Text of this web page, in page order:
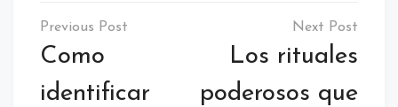
Navegación
de
entradas
Como
identificar
Los rituales
poderosos que